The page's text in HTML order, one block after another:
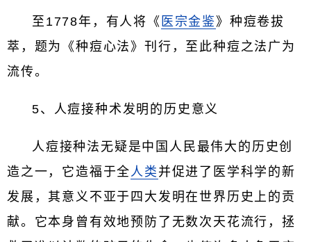
至1778年，有人将《 医宗金鉴》种痘卷拔
萃，题为《种痘心法》刊行，至此种痘之法广为
流传。
5、人痘接种术发明的历史意义
人痘接种法无疑是中国人民最伟大的历史创
造之一，它造福于全人类 并促进了医学科学的新
发展，其意义不亚于四大发明在世界历史上的贡
献。它本身曾有效地预防了无数次天花流行，拯